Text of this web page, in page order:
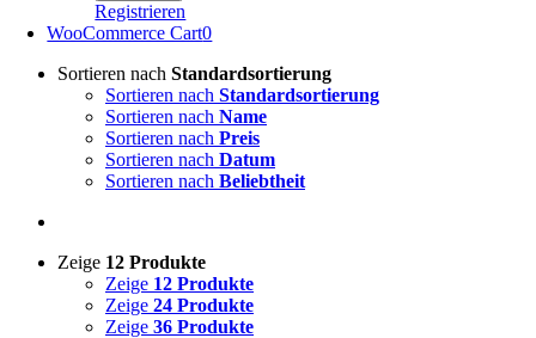
Registrieren
WooCommerce Cart0
Sortieren nach Standardsortierung
Sortieren nach Standardsortierung
Sortieren nach Name
Sortieren nach Preis
Sortieren nach Datum
Sortieren nach Beliebtheit
Zeige 12 Produkte
Zeige 12 Produkte
Zeige 24 Produkte
Zeige 36 Produkte